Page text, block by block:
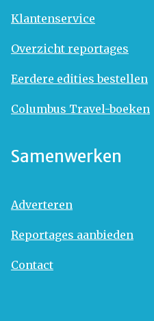
Klantenservice
Overzicht reportages
Eerdere edities bestellen
Columbus Travel-boeken
Samenwerken
Adverteren
Reportages aanbieden
Contact